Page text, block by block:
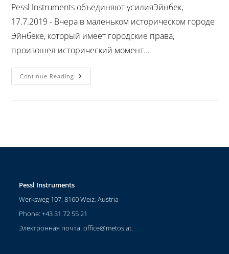
Pessl Instruments объединяют усилияЭйнбек,
17.7.2019 - Вчера в маленьком историческом городе
Эйнбеке, который имеет городские права,
произошел исторический момент...
Continue Reading
Pessl Instruments
Werksweg 107, 8160 Weiz, Austria
Phone: +43 31 72 55 21
Электронная почта:office@metos.at.